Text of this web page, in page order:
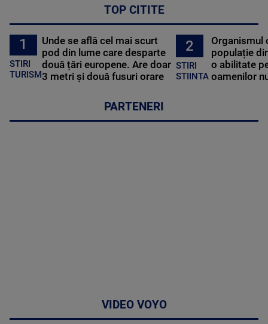
TOP CITITE
1
STIRI
TURISM
Unde se află cel mai scurt
pod din lume care desparte
două țări europene. Are doar
3 metri și două fusuri orare
2
STIRI
STIINTA
Organismul
populație
o abilitate
oamenilor
PARTENERI
VIDEO VOYO